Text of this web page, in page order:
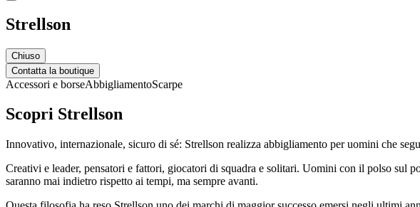
Strellson
Chiuso
Contatta la boutique
Accessori e borseAbbigliamentoScarpe
Scopri Strellson
Innovativo, internazionale, sicuro di sé: Strellson realizza abbigliamento per uomini che
Creativi e leader, pensatori e fattori, giocatori di squadra e solitari. Uomini con il polso sul
saranno mai indietro rispetto ai tempi, ma sempre avanti.